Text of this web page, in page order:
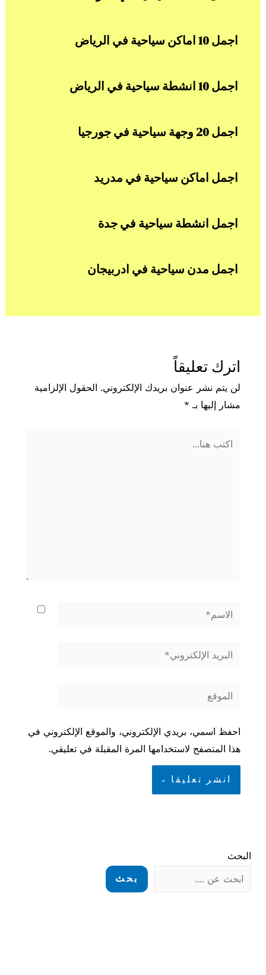
اجمل 10 اماكن سياحية في الرياض
اجمل 10 انشطة سياحية في الرياض
اجمل 20 وجهة سياحية في جورجيا
اجمل اماكن سياحية في مدريد
اجمل انشطة سياحية في جدة
اجمل مدن سياحية في ادربيجان
اترك تعليقاً
لن يتم نشر عنوان بريدك الإلكتروني. الحقول الإلزامية
مشار إليها بـ *
الاسم*
البريد
الموقع
احفظ اسمي، بريدي الإلكتروني، والموقع الإلكتروني في
هذا المتصفح لاستخدامها المرة المقبلة في تعليقي.
البحث
بحث